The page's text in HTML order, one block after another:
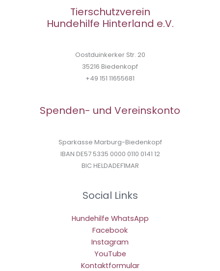
Tierschutzverein
Hundehilfe Hinterland e.V.
Oostduinkerker Str. 20
35216 Biedenkopf
+49 151 11655681
Spenden- und Vereinskonto
Sparkasse Marburg-Biedenkopf
IBAN DE57 5335 0000 0110 0141 12
BIC HELDADEF1MAR
Social Links
Hundehilfe WhatsApp
Facebook
Instagram
YouTube
Kontaktformular